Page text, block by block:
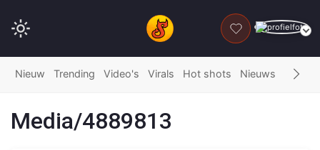
DONEER
Nieuw Trending Video's Virals Hot shots Nieuws Fails
Media/4889813